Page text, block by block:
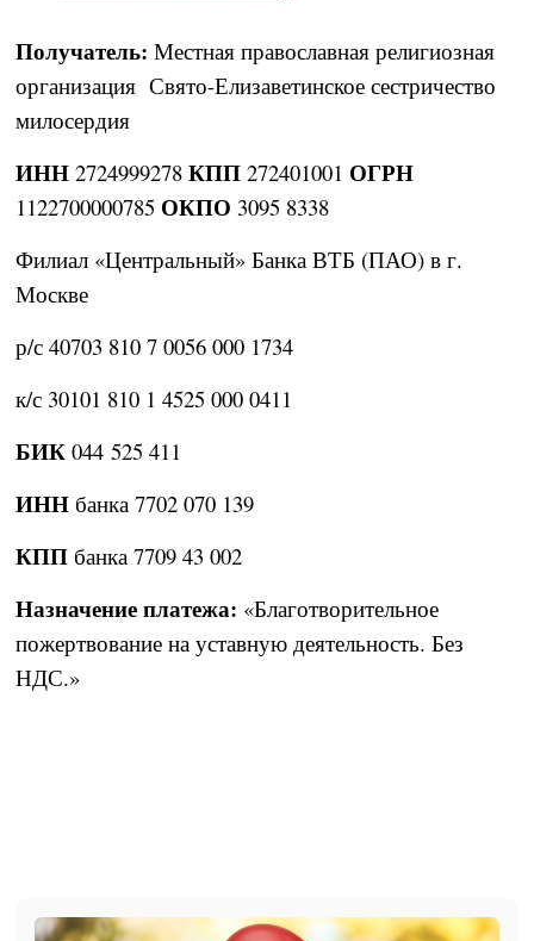
Получатель: Местная православная религиозная
организация Свято-Елизаветинское сестричество
милосердия
ИНН 2724999278КПП 272401001 ОГРН
1122700000785 ОКПО 3095 8338
Филиал «Центральный» Банка ВТБ (ПАО) в г.
Москве
р/с 40703 810 7 0056 000 1734
к/с 30101 810 1 4525 000 0411
БИК 044 525 411
ИНН банка 7702 070 139
КПП банка 7709 43 002
Назначение платежа: «Благотворительное
пожертвование на уставную деятельность. Без
НДС.»